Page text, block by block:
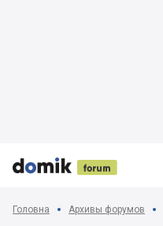


 

Головна Архивы форумов